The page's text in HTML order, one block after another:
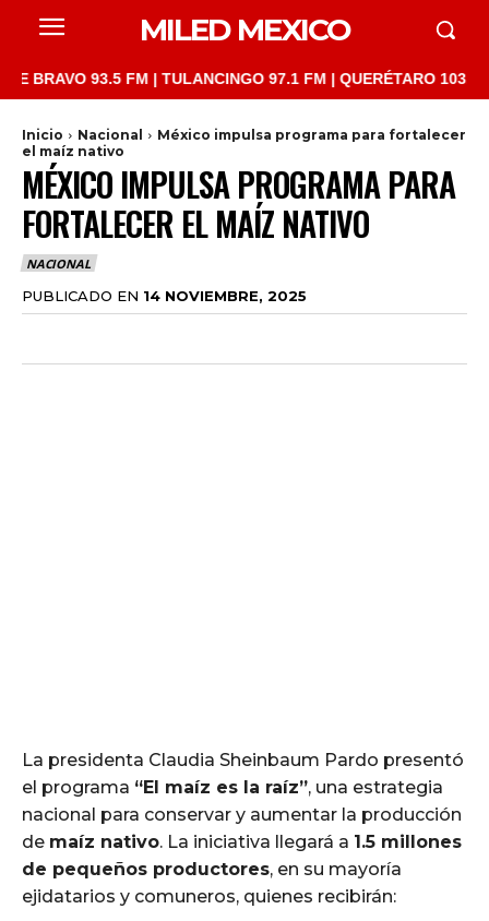
MILED MEXICO
93.5 FM | TULANCINGO 97.1 FM | QUERÉTARO 103.1
Inicio Nacional
México impulsa programa para fortalecer
el maíz nativo
MÉXICO IMPULSA PROGRAMA PARA
FORTALECER EL MAÍZ NATIVO
NACIONAL
PUBLICADO EN 14 NOVIEMBRE, 2025
La presidenta Claudia Sheinbaum Pardo presentó
el programa “El maíz es la raíz”, una estrategia
nacional para conservar y aumentar la producción
de maíz nativo. La iniciativa llegará a 1.5 millones
de pequeños productores, en su mayoría
ejidatarios y comuneros, quienes recibirán: